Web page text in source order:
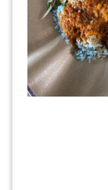
PRODUK
DIGITAL(29)